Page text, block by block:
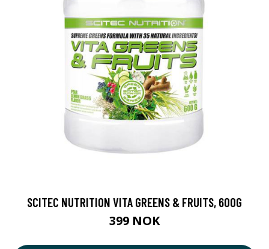
SCITEC NUTRITION VITA GREENS & FRUITS, 600G
399 NOK